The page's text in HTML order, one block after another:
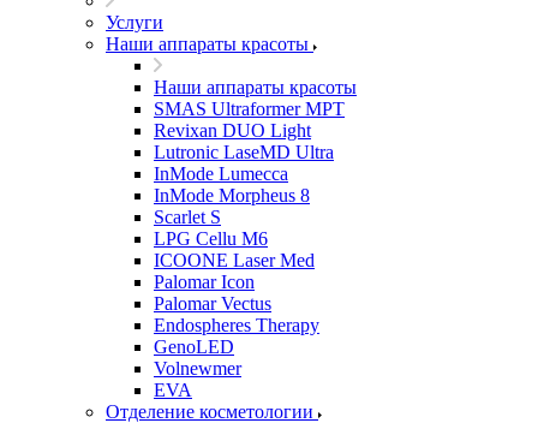
Услуги
Наши аппараты красоты
Наши аппараты красоты
SMAS Ultraformer MPT
Revixan DUO Light
Lutronic LaseMD Ultra
InMode Lumecca
InMode Morpheus 8
Scarlet S
LPG Cellu M6
ICOONE Laser Med
Palomar Icon
Palomar Vectus
Endospheres Therapy
GenoLED
Volnewmer
EVA
Отделение косметологии